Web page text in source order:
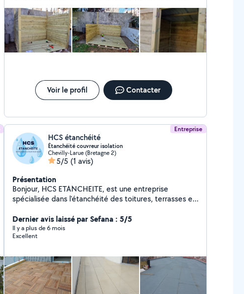
Voir le profil Contacter
Entreprise
HCS étanchéité
Étanchéité couvreur isolation
Chevilly-Larue (Bretagne 2)
5/5 (1 avis)
Présentation
Bonjour, HCS ETANCHEITE, est une entreprise
spécialisée dans l'étanchéité des toitures, terrasses et
constructions contre les infiltrations et les intempéries.
Grâce à un savoir-faire solide et à l'utilisation de
matériaux performants, nous garantissons des solutions
professionnels et des collectivités. Nos équipes
interviennent sur tout types de supports: toitures
terrasses, balcons, ouvrages neuf ou en rénovation... et
maîtrisent l'ensemble des techniques d'étanchéité.
Dernier avis laissé par Sefana : 5/5
Il y a plus de 6 mois
Excellent